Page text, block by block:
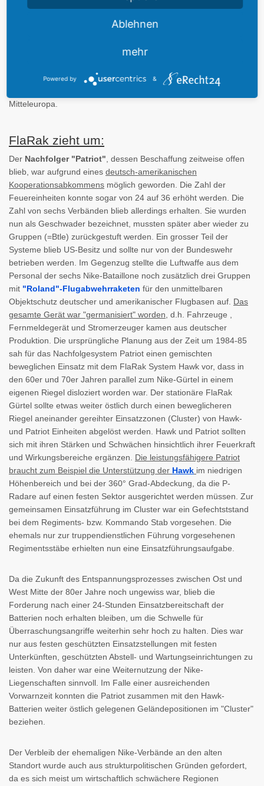
denuklearisiert. Die Bundesluftwaffe stellte dann im Spätsommer
Dienst. Zu diesem Zeitpunkt war die Umrüstung auf Patriot bei
der letzten beiden belgischen Stellungen Hinsbeck-Müllem bei
Mitteleuropa.
FlaRak zieht um:
Der Nachfolger "Patriot" , dessen Beschaffung zeitweise offen
blieb, war aufgrund eines deutsch-amerikanischen
Kooperationsabkommens möglich geworden. Die Zahl der
Feuereinheiten konnte sogar von 24 auf 36 erhöht werden. Die
Zahl von sechs Verbänden blieb allerdings erhalten. Sie wurden
nun als Geschwader bezeichnet, mussten später aber wieder zu
Gruppen (=Btle) zurückgestuft werden. Ein grosser Teil der
Systeme blieb US-Besitz und sollte nur von der Bundeswehr
betrieben werden. Im Gegenzug stellte die Luftwaffe aus dem
Personal der sechs Nike-Bataillone noch zusätzlich drei Gruppen
mit "Roland"-Flugabwehrraketen für den unmittelbaren
Objektschutz deutscher und amerikanischer Flugbasen auf. Das
gesamte Gerät war "germanisiert" worden , d.h. Fahrzeuge ,
Fernmeldegerät und Stromerzeuger kamen aus deutscher
Produktion. Die ursprüngliche Planung aus der Zeit um 1984-85
sah für das Nachfolgesystem Patriot einen gemischten
beweglichen Einsatz mit dem FlaRak System Hawk vor, dass in
den 60er und 70er Jahren parallel zum Nike-Gürtel in einem
eigenen Riegel disloziert worden war. Der stationäre FlaRak
Gürtel sollte etwas weiter östlich durch einen beweglicheren
Riegel aneinander gereihter Einsatzzonen (Cluster) von Hawk-
und Patriot Einheiten abgelöst werden. Hawk und Patriot sollten
sich mit ihren Stärken und Schwächen hinsichtlich ihrer Feuerkraft
und Wirkungsbereiche ergänzen. Die leistungsfähigere Patriot
braucht zum Beispiel die Unterstützung der Hawk im niedrigen
Höhenbereich und bei der 360° Grad-Abdeckung, da die P-
Radare auf einen festen Sektor ausgerichtet werden müssen. Zur
gemeinsamen Einsatzführung im Cluster war ein Gefechtststand
bei dem Regiments- bzw. Kommando Stab vorgesehen. Die
ehemals nur zur truppendienstlichen Führung vorgesehenen
Regimentsstäbe erhielten nun eine Einsatzführungsaufgabe.
Da die Zukunft des Entspannungsprozesses zwischen Ost und
West Mitte der 80er Jahre noch ungewiss war, blieb die
Forderung nach einer 24-Stunden Einsatzbereitschaft der
Batterien noch erhalten bleiben, um die Schwelle für
Überraschungsangriffe weiterhin sehr hoch zu halten. Dies war
nur aus festen geschützten Einsatzstellungen mit festen
Unterkünften, geschützten Abstell- und Wartungseinrichtungen zu
leisten. Von daher war eine Weiternutzung der Nike-
Liegenschaften sinnvoll. Im Falle einer ausreichenden
Vorwarnzeit konnten die Patriot zusammen mit den Hawk-
Batterien weiter östlich gelegenen Geländepositionen im "Cluster"
beziehen.
Der Verbleib der ehemaligen Nike-Verbände an den alten
Standort wurde auch aus strukturpolitischen Gründen gefordert,
da es sich meist um wirtschaftlich schwächere Regionen
Ablehnen
mehr
Powered by &